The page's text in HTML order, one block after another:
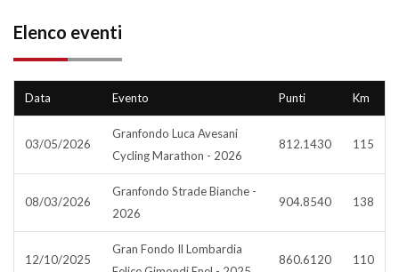
Elenco eventi
Data Evento Punti Km
03/05/2026
Granfondo Luca Avesani
Cycling Marathon - 2026
812.1430 115
08/03/2026
Granfondo Strade Bianche -
2026
904.8540 138
12/10/2025
Gran Fondo Il Lombardia
860.6120 110